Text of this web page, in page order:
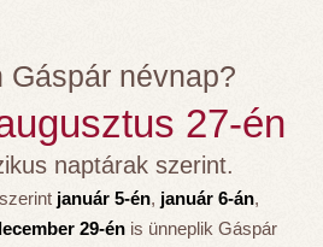
Gáspár névnap?
27-én
naptárak szerint.
január 5-én, január 6-án,
29-én is ünneplik Gáspár